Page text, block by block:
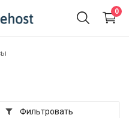
0
Фильтровать